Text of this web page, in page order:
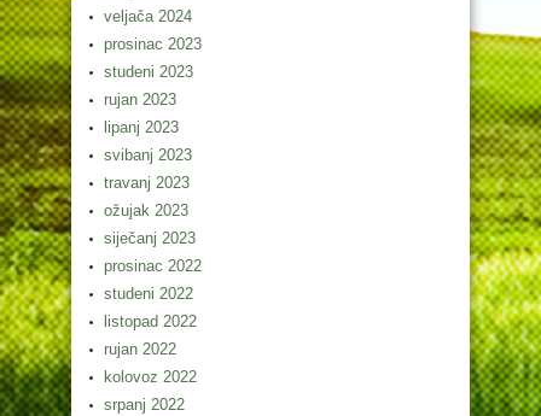
veljača 2024
prosinac 2023
studeni 2023
rujan 2023
lipanj 2023
svibanj 2023
travanj 2023
ožujak 2023
siječanj 2023
prosinac 2022
studeni 2022
listopad 2022
rujan 2022
kolovoz 2022
srpanj 2022